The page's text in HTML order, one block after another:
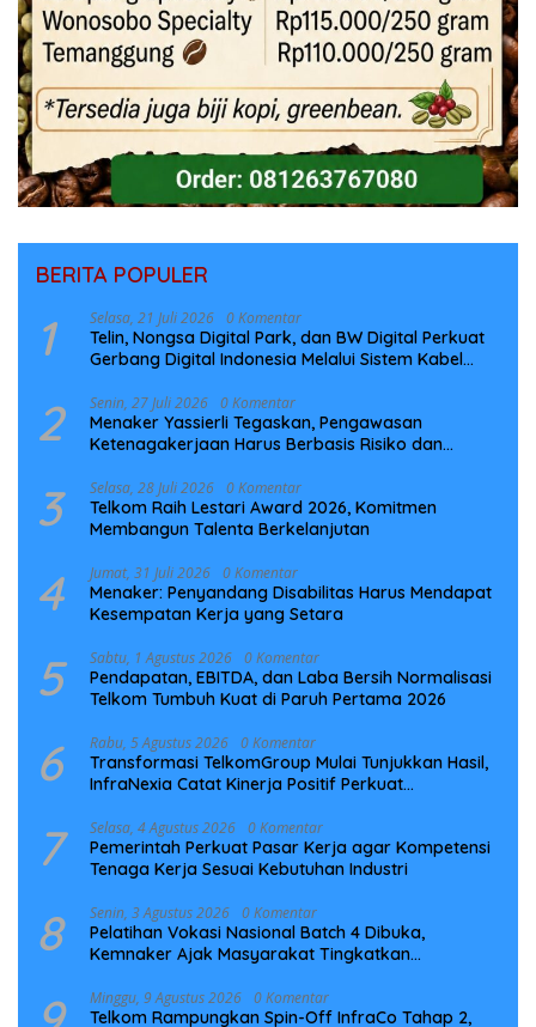
BERITA POPULER
1 Selasa, 21 Juli 2026 0 Komentar
Telin, Nongsa Digital Park, dan BW Digital Perkuat
Gerbang Digital Indonesia Melalui Sistem Kabel
2 Senin, 27 Juli 2026 0 Komentar
Menaker Yassierli Tegaskan, Pengawasan
Ketenagakerjaan Harus Berbasis Risiko dan
3 Selasa, 28 Juli 2026 0 Komentar
Telkom Raih Lestari Award 2026, Komitmen
Membangun Talenta Berkelanjutan
4 Jumat, 31 Juli 2026 0 Komentar
Menaker: Penyandang Disabilitas Harus Mendapat
Kesempatan Kerja yang Setara
5 Sabtu, 1 Agustus 2026 0 Komentar
Pendapatan, EBITDA, dan Laba Bersih Normalisasi
Telkom Tumbuh Kuat di Paruh Pertama 2026
6 Rabu, 5 Agustus 2026 0 Komentar
Transformasi TelkomGroup Mulai Tunjukkan Hasil,
InfraNexia Catat Kinerja Positif Perkuat
7 Selasa, 4 Agustus 2026 0 Komentar
Pemerintah Perkuat Pasar Kerja agar Kompetensi
Tenaga Kerja Sesuai Kebutuhan Industri
8 Senin, 3 Agustus 2026 0 Komentar
Pelatihan Vokasi Nasional Batch 4 Dibuka,
Kemnaker Ajak Masyarakat Tingkatkan
Minggu, 9 Agustus 2026 0 Komentar
Telkom Rampungkan Spin-Off InfraCo Tahap 2,